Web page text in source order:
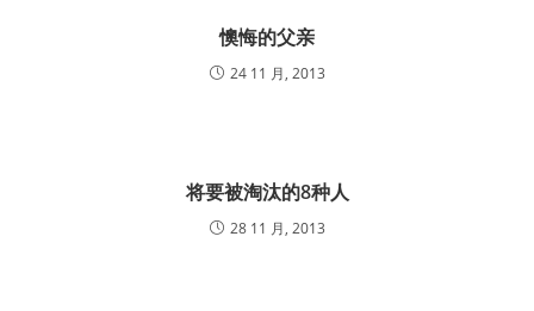
懊悔的父亲
24 11 月, 2013
将要被淘汰的8种人
28 11 月, 2013